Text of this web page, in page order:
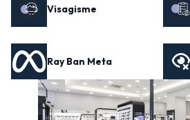
Visagisme
Ray Ban Meta